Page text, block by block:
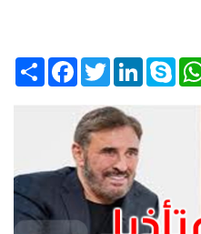
Share
FacebookTwitterLinkedInSkype